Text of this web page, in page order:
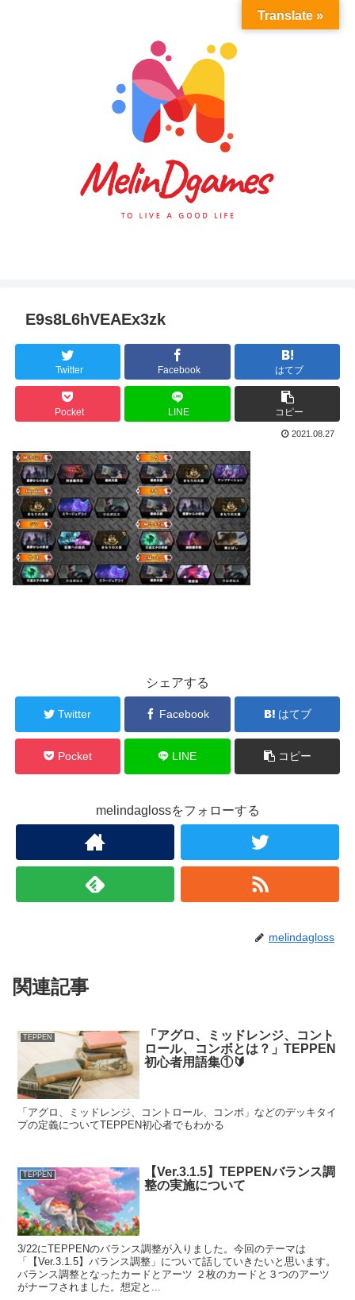
E9s8L6hVEAEx3zk
Twitter Facebook はてブ
Pocket LINE コピー
2021.08.27
シェアする
Twitter Facebook はてブ
Pocket LINE コピー
melindaglossをフォローする
melindagloss
関連記事
TEPPEN
「アグロ、ミッドレンジ、コント
ロール、コンボとは？」TEPPEN
初心者用語集①🔰
「アグロ、ミッドレンジ、コントロール、コンボ」などのデッキタイ
プの定義についてTEPPEN初心者でもわかる
TEPPEN
【Ver.3.1.5】TEPPENバランス調
整の実施について
3/22にTEPPENのバランス調整が入りました。今回のテーマは
「【Ver.3.1.5】バランス調整」について話していきたいと思います。
バランス調整となったカードとアーツ ２枚のカードと３つのアーツ
がナーフされました。想定と...
Translate »